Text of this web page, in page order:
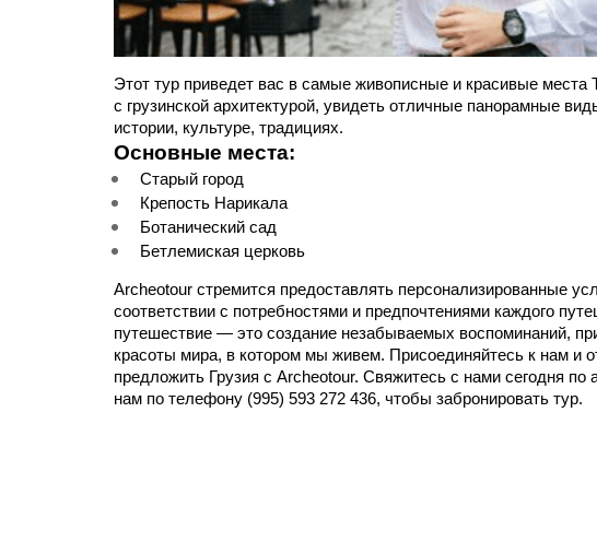
Этот тур приведет вас в самые живописные и красивые места
с грузинской архитектурой, увидеть отличные панорамные
истории, культуре, традициях.
Основные места:
Старый город
Крепость Нарикала
Ботанический сад
Бетлемиская церковь
Archeotour стремится предоставлять персонализированные
соответствии с потребностями и предпочтениями каждого
путешествие — это создание незабываемых воспоминаний,
красоты мира, в котором мы живем. Присоединяйтесь к нам и
предложить Грузия с Archeotour. Свяжитесь с нами сегодня по
нам по телефону (995) 593 272 436, чтобы забронировать тур.